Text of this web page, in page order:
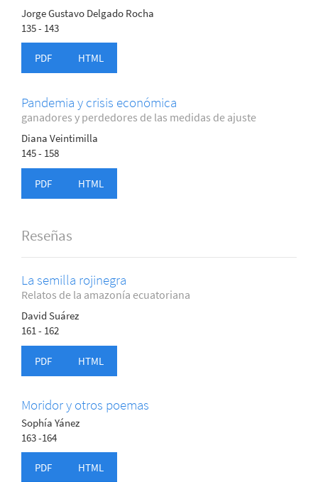
Jorge Gustavo Delgado Rocha
135 - 143
PDF HTML
Pandemia y crisis económica
ganadores y perdedores de las medidas de ajuste
Diana Veintimilla
145 - 158
PDF HTML
Reseñas
La semilla rojinegra
Relatos de la amazonía ecuatoriana
David Suárez
161 - 162
PDF HTML
Moridor y otros poemas
Sophía Yánez
163 -164
PDF HTML